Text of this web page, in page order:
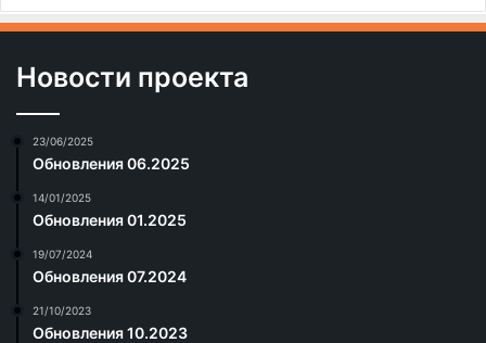
Новости проекта
23/06/2025
Обновления 06.2025
14/01/2025
Обновления 01.2025
19/07/2024
Обновления 07.2024
21/10/2023
Обновления 10.2023